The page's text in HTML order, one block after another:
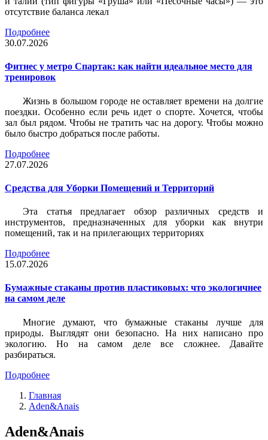
отсутствие баланса лекал
Подробнее
30.07.2026
Фитнес у метро Спартак: как найти идеальное место для
тренировок
Жизнь в большом городе не оставляет времени на долгие
поездки. Особенно если речь идет о спорте. Хочется, чтобы
зал был рядом. Чтобы не тратить час на дорогу. Чтобы можно
было быстро добраться после работы.
Подробнее
27.07.2026
Средства для Уборки Помещений и Территорий
Эта статья предлагает обзор различных средств и
инструментов, предназначенных для уборки как внутри
помещений, так и на прилегающих территориях
Подробнее
15.07.2026
Бумажные стаканы против пластиковых: что экологичнее
на самом деле
Многие думают, что бумажные стаканы лучше для
природы. Выглядят они безопасно. На них написано про
экологию. Но на самом деле все сложнее. Давайте
разбираться.
Подробнее
Главная
Aden&Anais
Aden&Anais